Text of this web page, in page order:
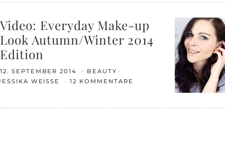
Video: Everyday Make-up
Look Autumn/Winter 2014
Edition
12. SEPTEMBER 2014
BEAUTY
WEISSE
12 KOMMENTARE